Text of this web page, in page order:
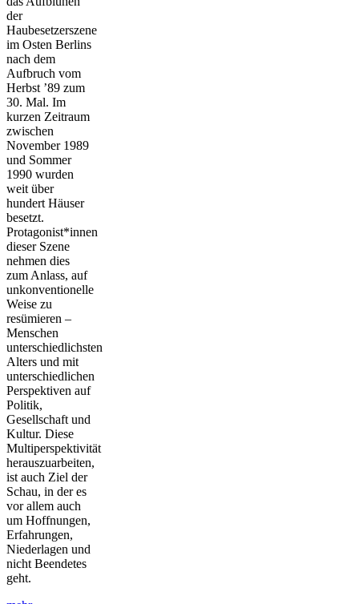
der
Haubesetzerszene
im Osten Berlins
nach dem
Aufbruch vom
Herbst ’89 zum
30. Mal. Im
kurzen Zeitraum
zwischen
November 1989
und Sommer
1990 wurden
weit über
hundert Häuser
besetzt.
Protagonist*innen
dieser Szene
nehmen dies
zum Anlass, auf
unkonventionelle
Weise zu
resümieren –
Menschen
unterschiedlichsten
Alters und mit
unterschiedlichen
Perspektiven auf
Politik,
Gesellschaft und
Kultur. Diese
Multiperspektivität
herauszuarbeiten,
ist auch Ziel der
Schau, in der es
vor allem auch
um Hoffnungen,
Erfahrungen,
Niederlagen und
nicht Beendetes
geht.